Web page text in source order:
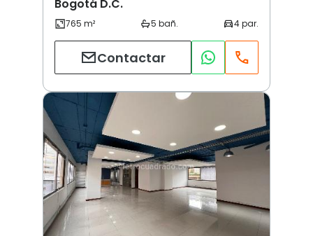
Bogotá D.C.
Contactar